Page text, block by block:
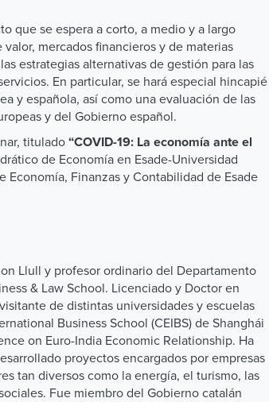
que se espera a corto, a medio y a largo
mercados financieros y de materias
estrategias alternativas de gestión para las
En particular, se hará especial hincapié
y española, así como una evaluación de las
y del Gobierno español.
titulado “COVID-19: La economía ante el
de Economía en Esade-Universidad
Finanzas y Contabilidad de Esade
Llull y profesor ordinario del Departamento
& Law School. Licenciado y Doctor en
de distintas universidades y escuelas
Business School (CEIBS) de Shanghái
on Euro-India Economic Relationship. Ha
proyectos encargados por empresas
tan diversos como la energía, el turismo, las
Fue miembro del Gobierno catalán